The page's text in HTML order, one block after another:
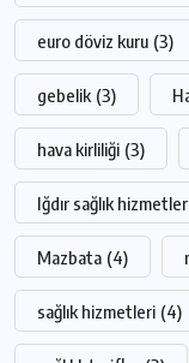
euro döviz kuru (3)
gebelik (3)
hava kirliliği (3)
Iğdır sağlık
Mazbata (4)
sağlık hizmetleri (4)